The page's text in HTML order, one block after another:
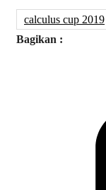
calculus cup 2019
Bagikan :